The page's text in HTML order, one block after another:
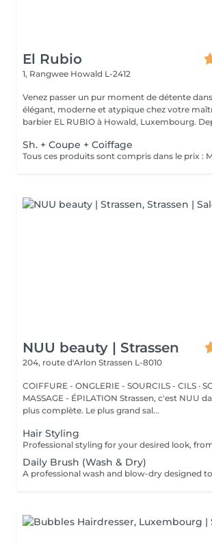
El Rubio
1, Rangwee Howald L-2412
Venez passer un pur moment de détente
élégant, moderne et atypique chez votre
barbier EL RUBIO à Howald, Luxembourg.
Sh. + Coupe + Coiffage
NUU beauty | Strassen
204, route d'Arlon Strassen L-8010
COIFFURE - ONGLERIE - SOURCILS - CILS ·
MASSAGE - ÉPILATION Strassen, c'est NUU dans sa version la
plus complète. Le plus grand sal...
Hair Styling
Daily Brush (Wash & Dry)